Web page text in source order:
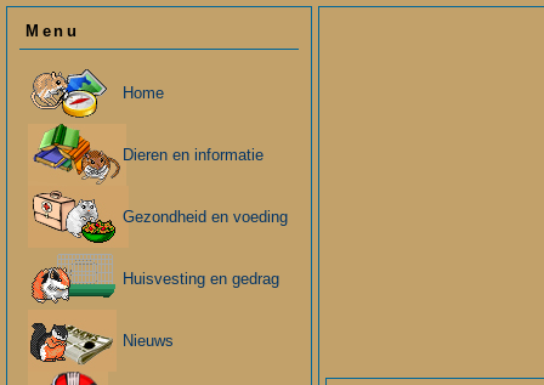
Menu
Home
Dieren en informatie
Gezondheid en voeding
Huisvesting en gedrag
Nieuws